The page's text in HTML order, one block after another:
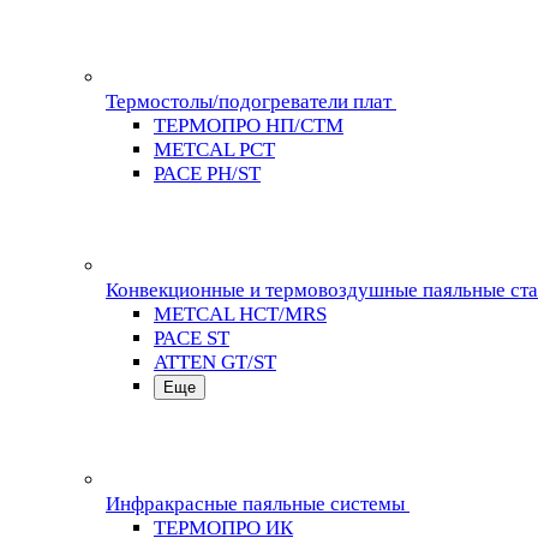
Термостолы/подогреватели плат
ТЕРМОПРО НП/СТМ
METCAL PCT
PACE PH/ST
Конвекционные и термовоздушные паяльные
METCAL HCT/MRS
PACE ST
ATTEN GT/ST
Еще
Инфракрасные паяльные системы
ТЕРМОПРО ИК